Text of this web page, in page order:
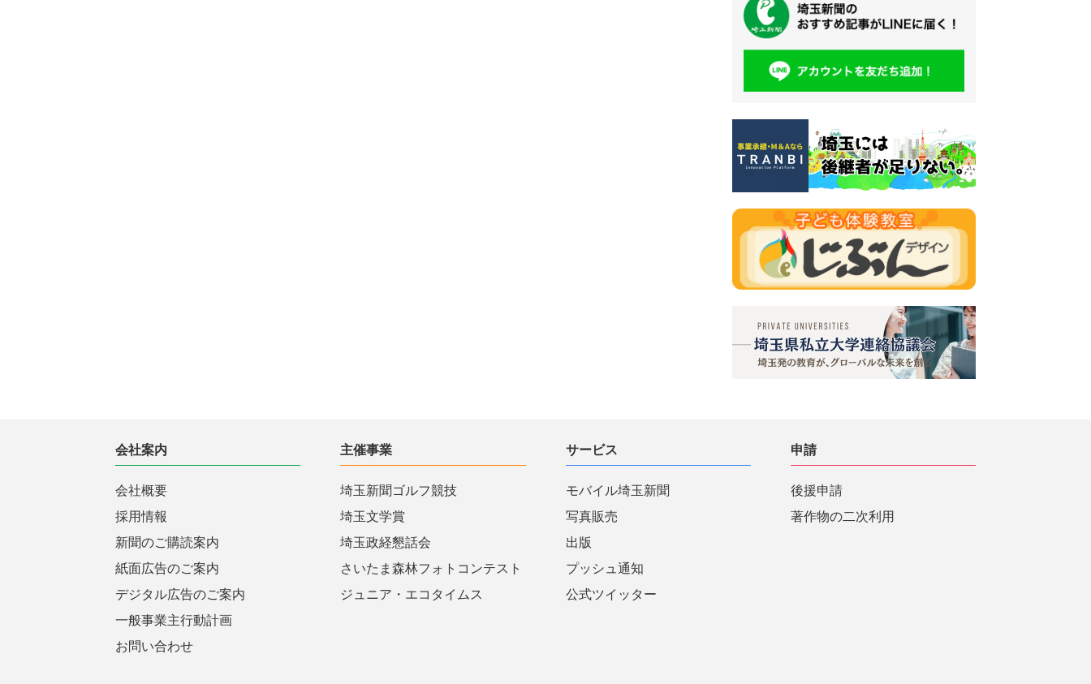
会社案内
会社概要
採用情報
新聞のご購読案内
紙面広告のご案内
デジタル広告のご案内
一般事業主行動計画
お問い合わせ
主催事業
埼玉新聞ゴルフ競技
埼玉文学賞
埼玉政経懇話会
さいたま森林フォトコンテスト
ジュニア・エコタイムス
サービス
モバイル埼玉新聞
写真販売
出版
プッシュ通知
公式ツイッター
申請
後援申請
著作物の二次利用